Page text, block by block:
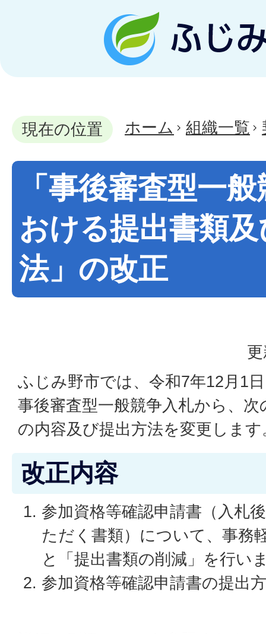
現在の位置 ホーム 組織一覧
「事後審査型一
おける提出書類
法」の改正
ふじみ野市では、令和7年12月1
事後審査型一般競争入札から、
の内容及び提出方法を変更します
改正内容
参加資格等確認申請書（入札
ただく書類）について、事務
と「提出書類の削減」を行い
参加資格等確認申請書の提出